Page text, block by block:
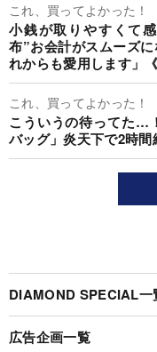
これ、買ってよかった！
小銭が取りやすくて
布”お会計がスムーズ
れからも愛用します」
これ、買ってよかった！
こういうの待ってた…
バッグ」炎天下で2時間
DIAMOND SPECIAL一
広告企画一覧